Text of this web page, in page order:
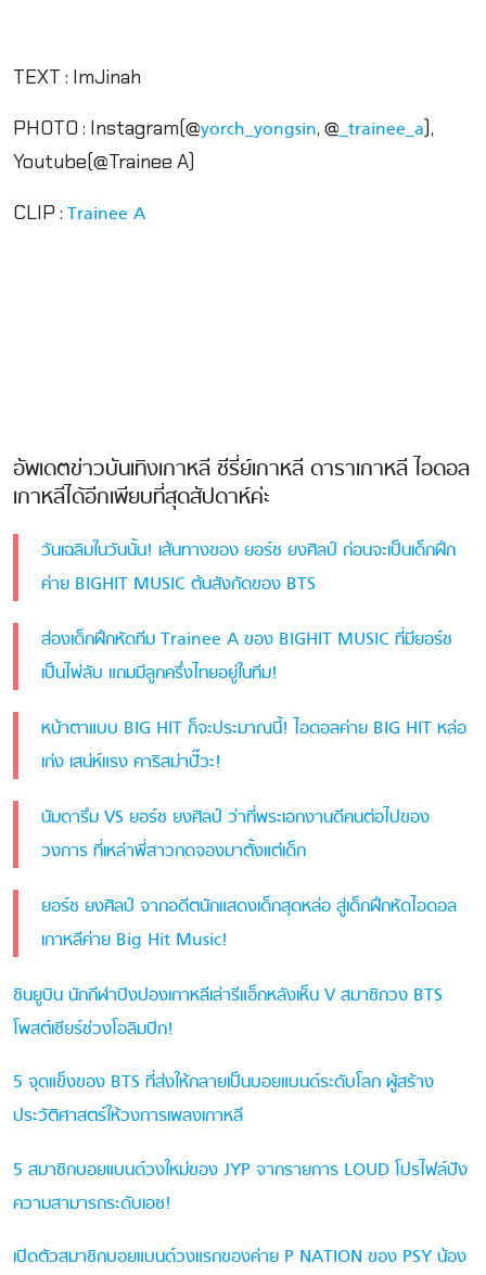
TEXT : ImJinah
PHOTO : Instagram(@yorch_yongsin, @_trainee_a),
Youtube(@Trainee A)
CLIP : Trainee A
อัพเดตข่าวบันเทิงเกาหลี ซีรี่ย์เกาหลี ดาราเกาหลี ไอดอล
เกาหลีได้อีกเพียบที่สุดสัปดาห์ค่ะ
วันเฉลิมในวันนั้น! เส้นทางของ ยอร์ช ยงศิลป์ ก่อนจะเป็นเด็กฝึก
ค่าย BIGHIT MUSIC ต้นสังกัดของ BTS
ส่องเด็กฝึกหัดทีม Trainee A ของ BIGHIT MUSIC ที่มียอร์ช
เป็นไพ่ลับ แถมมีลูกครึ่งไทยอยู่ในทีม!
หน้าตาแบบ BIG HIT ก็จะประมาณนี้! ไอดอลค่าย BIG HIT หล่อ
เก่ง เสน่ห์แรง คาริสม่าปั๊วะ!
นัมดารึม VS ยอร์ช ยงศิลป์ ว่าที่พระเอกงานดีคนต่อไปของ
วงการ ที่เหล่าพี่สาวกดจองมาตั้งแต่เด็ก
ยอร์ช ยงศิลป์ จากอดีตนักแสดงเด็กสุดหล่อ สู่เด็กฝึกหัดไอดอล
เกาหลีค่าย Big Hit Music!
ชินยูบิน นักกีฬาปิงปองเกาหลีเล่ารีแอ็กหลังเห็น V สมาชิกวง BTS
โพสต์เชียร์ช่วงโอลิมปิก!
5 จุดแข็งของ BTS ที่ส่งให้กลายเป็นบอยแบนด์ระดับโลก ผู้สร้าง
ประวัติศาสตร์ให้วงการเพลงเกาหลี
5 สมาชิกบอยแบนด์วงใหม่ของ JYP จากรายการ LOUD โปรไฟล์ปัง
ความสามารถระดับเอซ!
เปิดตัวสมาชิกบอยแบนด์วงแรกของค่าย P NATION ของ PSY น้อง